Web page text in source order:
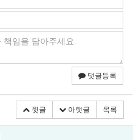
댓글등록
윗글 아랫글 목록